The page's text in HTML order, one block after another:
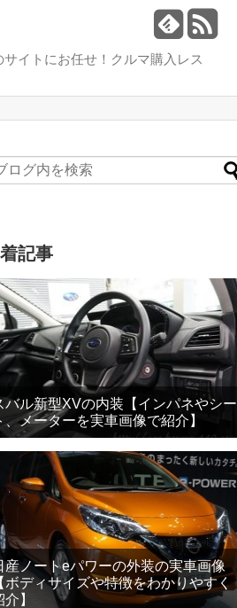
イトにお任せ！クルマ購入レス
記事
バル新型XVの内装【インパネやシー
、メーターを実車画像で紹介】
産ノートeパワーの外装の実車画像
ボディサイズや特徴をわかりやすく
介】